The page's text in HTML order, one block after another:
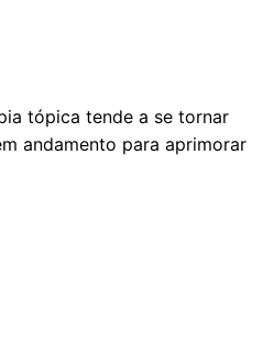
tópica tende a se tornar
andamento para aprimorar